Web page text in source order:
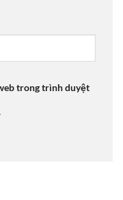
trong trình duyệt